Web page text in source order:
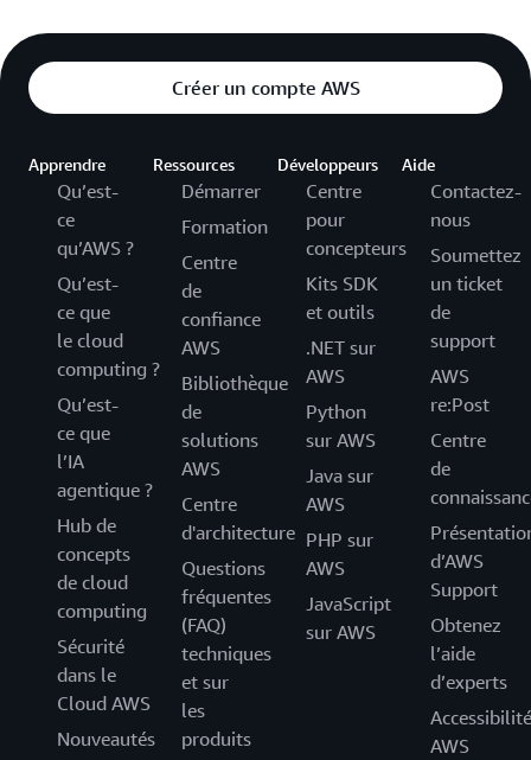
Créer un compte AWS
Apprendre
Qu’est-
ce
qu’AWS ?
Qu’est-
ce que
le cloud
computing ?
Qu’est-
ce que
l’IA
agentique ?
Hub de
concepts
de cloud
computing
Sécurité
dans le
Cloud AWS
Nouveautés
Ressources
Démarrer
Formation
Centre
de
confiance
AWS
Bibliothèque
de
solutions
AWS
Centre
d'architecture
Questions
fréquentes
(FAQ)
techniques
et sur
les
produits
Développeurs
Centre
pour
concepteurs
Kits SDK
et outils
.NET sur
AWS
Python
sur AWS
Java sur
AWS
PHP sur
AWS
JavaScript
sur AWS
Aide
Contactez-
nous
Soumettez
un ticket
de
support
AWS
re:Post
Centre
de
d’AWS
Support
Obtenez
l’aide
d’experts
Accessibilité
AWS